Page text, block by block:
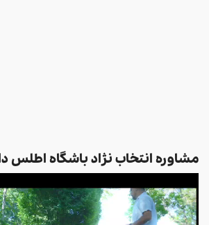
مشاوره انتخاب نژاد باشگاه اطلس